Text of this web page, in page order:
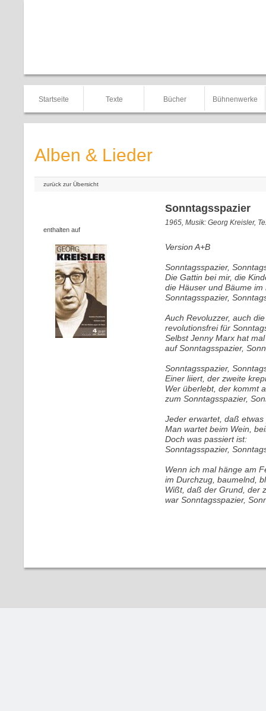
Startseite Texte Bücher Bühnenwerke
Alben & Lieder
zurück zur Übersicht
enthalten auf
Sonntagsspazier
1965, Musik: Georg Kreisler,
Version A+B
Sonntagsspazier,
Die Gattin bei mir, die
die Häuser und Bäume im
Sonntagsspazier,
Auch Revoluzzer, auch
revolutionsfrei für
Selbst Jenny Marx hat
auf Sonntagsspazier,
Sonntagsspazier,
Einer liiert, der zweite
Wer überlebt, der kommt
zum Sonntagsspazier,
Jeder erwartet, daß etwas
Man wartet beim Wein,
Doch was passiert ist:
Sonntagsspazier,
Wenn ich mal hänge am
im Durchzug, baumelnd,
Wißt, daß der Grund, der
war Sonntagsspazier,